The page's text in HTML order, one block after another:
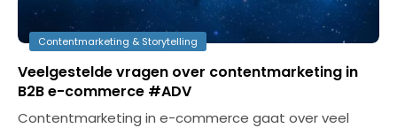
Contentmarketing & Storytelling
Veelgestelde vragen over contentmarketing in
B2B e-commerce #ADV
Contentmarketing in e-commerce gaat over veel